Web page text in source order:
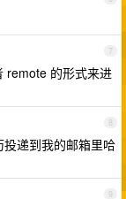
7
remote 的形式来进
8
递到我的邮箱里哈
9